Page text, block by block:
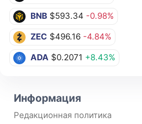
BNB $593.34 -0.98%
ZEC $496.16 -4.84%
ADA $0.2071 +8.43%
Информация
Редакционная политика